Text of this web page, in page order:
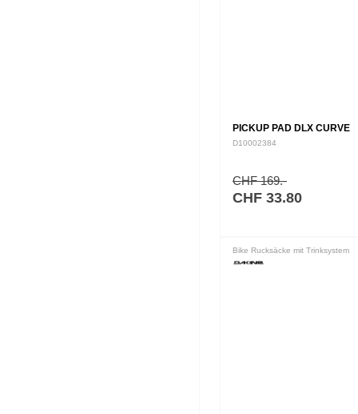
PICKUP PAD DLX CURVE
D10002384
CHF 169.-
CHF 33.80
Bike Rucksäcke mit Trinksystem